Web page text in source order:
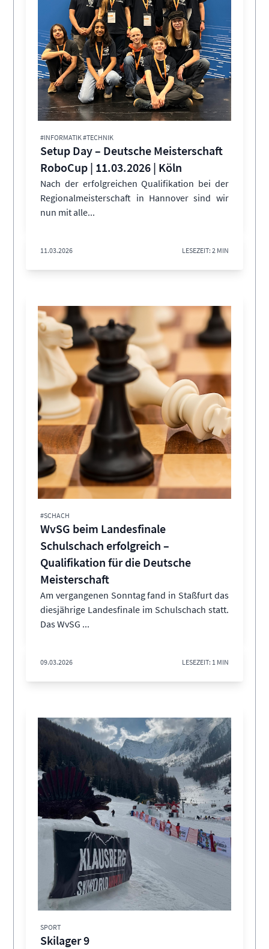
#INFORMATIK #TECHNIK
Setup Day – Deutsche Meisterschaft
RoboCup | 11.03.2026 | Köln
Nach der erfolgreichen Qualifikation bei der
Regionalmeisterschaft in Hannover sind wir
nun mit alle...
11.03.2026 LESEZEIT: 2 MIN
#SCHACH
WvSG beim Landesfinale
Schulschach erfolgreich –
Qualifikation für die Deutsche
Meisterschaft
Am vergangenen Sonntag fand in Staßfurt das
diesjährige Landesfinale im Schulschach statt.
Das WvSG ...
09.03.2026 LESEZEIT: 1 MIN
SPORT
Skilager 9